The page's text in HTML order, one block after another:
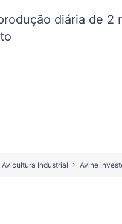
diária de 2
Avicultura Industrial Avine